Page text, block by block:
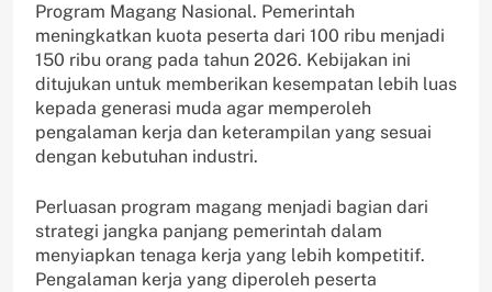
Program Magang Nasional. Pemerintah
meningkatkan kuota peserta dari 100 ribu menjadi
150 ribu orang pada tahun 2026. Kebijakan ini
ditujukan untuk memberikan kesempatan lebih luas
kepada generasi muda agar memperoleh
pengalaman kerja dan keterampilan yang sesuai
dengan kebutuhan industri.
Perluasan program magang menjadi bagian dari
strategi jangka panjang pemerintah dalam
menyiapkan tenaga kerja yang lebih kompetitif.
Pengalaman kerja yang diperoleh peserta